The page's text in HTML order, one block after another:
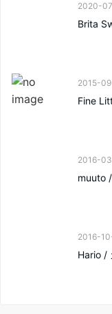
2020-
Brita
2015-
Fine
2016-
muuto
2016-
Hario /